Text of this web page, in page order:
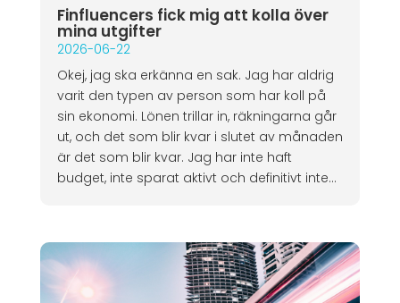
Finfluencers fick mig att kolla över
mina utgifter
2026-06-22
Okej, jag ska erkänna en sak. Jag har aldrig
varit den typen av person som har koll på
sin ekonomi. Lönen trillar in, räkningarna går
ut, och det som blir kvar i slutet av månaden
är det som blir kvar. Jag har inte haft
budget, inte sparat aktivt och definitivt inte...